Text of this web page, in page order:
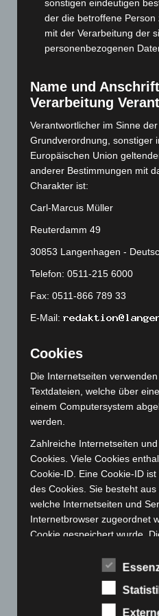
März 2024(103)
Februar 2024(103)
Januar 2024(111)
November 2023 (130)
Oktober 2023(114)
September 2023(133)
August 2023
(134)
Juli 2023(118)
Juni 2023(142)
Mai 2023(139)
April 2023(155)
März 2023(174)
Februar 2023(154)
Januar 2023(140)
Dezember 2022(130)
Oktober 2022
September 2022(205)
August 2022(166)
Juli 2022(133)
Juni 2022 (167)
Mai 2022(177)
April 2022(198)
März 2022(221)
Februar 2022(189)
Januar 2022 (190)
(204)
(215)
(171)
sonstigen eindeutigen
der die betroffene
mit der Verarbeitung der
personenbezogenen
Name und
Verarbeitung
Verantwortlicher im Sinne
Grundverordnung, sonstiger
Europäischen Union
anderer Bestimmungen mit
Charakter ist:
Carl-Marcus Müller
Reuterdamm 49
30853 Langenhagen -
Telefon: 0511-215 6000
Fax: 0511-866 789 33
E-Mail:
Cookies
Die Internetseiten
Textdateien, welche über
einem Computersystem
werden.
Zahlreiche Internetseiten
Cookies. Viele Cookies
Cookie-ID. Eine Cookie-ID
des Cookies. Sie besteht
welche Internetseiten und
Internetbrowser zugeordnet
Cookie gespeichert wurde.
Browser der betroffenen
Internetbrowsern, die andere
unterscheiden. Ein
über die eindeutige Cookie-